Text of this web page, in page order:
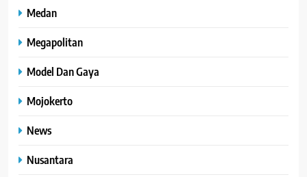
Medan
Megapolitan
Model Dan Gaya
Mojokerto
News
Nusantara